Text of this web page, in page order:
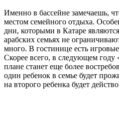
Именно в бассейне замечаешь,
местом семейного отдыха.
дни, которыми в Катаре
арабских семьях не
много. В гостинице есть
Скорее всего, в следующем году
плане станет еще более
один ребенок в семье будет
на второго ребенка будет